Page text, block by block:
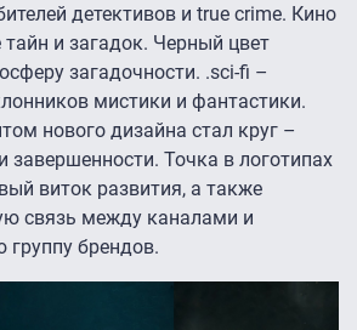
детективов и true crime. Кино
и загадок. Черный цвет
загадочности. .sci-fi –
мистики и фантастики.
нового дизайна стал круг –
завершенности. Точка в логотипах
виток развития, а также
связь между каналами и
брендов.